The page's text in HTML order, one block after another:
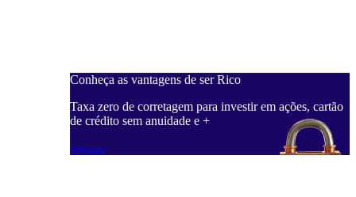
Conheça as vantagens de ser Rico
Taxa zero de corretagem para investir em ações, cartão
de crédito sem anuidade e +
Saiba mais